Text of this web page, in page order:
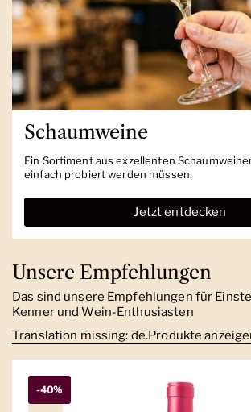
Schaumweine
Ein Sortiment aus exzellenten
einfach probiert werden müssen.
Jetzt entdecken
Unsere Empfehlungen
Das sind unsere Empfehlungen für
Kenner und Wein-Enthusiasten
Translation missing: de.Produkte
-40%